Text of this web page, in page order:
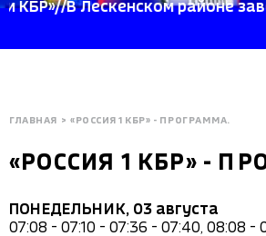
В Лескенском районе
ГЛАВНАЯ > «РОССИЯ 1 КБР» - ПРОГРАММА.
«РОССИЯ 1 КБР» -
ПОНЕДЕЛЬНИК, 03 августа
07:08 - 07:10 - 07:36 - 07:40, 08:08 -